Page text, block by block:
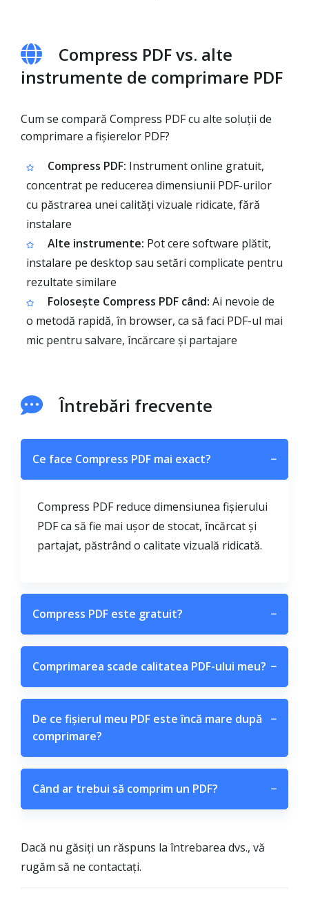
Compress PDF vs. alte
instrumente de comprimare PDF
Cum se compară Compress PDF cu alte soluții de
comprimare a fișierelor PDF?
Compress PDF: Instrument online gratuit,
concentrat pe reducerea dimensiunii PDF-urilor
cu păstrarea unei calități vizuale ridicate, fără
instalare
Alte instrumente: Pot cere software plătit,
instalare pe desktop sau setări complicate pentru
rezultate similare
Folosește Compress PDF când: Ai nevoie de
o metodă rapidă, în browser, ca să faci PDF-ul mai
mic pentru salvare, încărcare și partajare
Întrebări frecvente
Ce face Compress PDF mai exact? −
Compress PDF reduce dimensiunea fișierului
PDF ca să fie mai ușor de stocat, încărcat și
partajat, păstrând o calitate vizuală ridicată.
Compress PDF este gratuit? −
Comprimarea scade calitatea PDF-ului meu? −
De ce fișierul meu PDF este încă mare după
comprimare?
−
Când ar trebui să comprim un PDF? −
Dacă nu găsiți un răspuns la întrebarea dvs., vă
rugăm să ne contactați.